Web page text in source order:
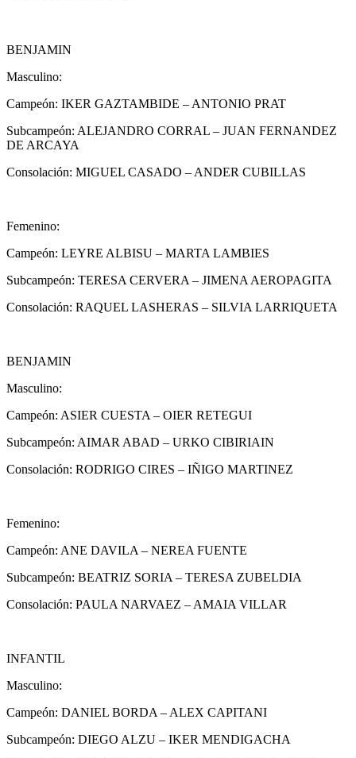
BENJAMIN
Masculino:
Campeón: IKER GAZTAMBIDE – ANTONIO PRAT
Subcampeón: ALEJANDRO CORRAL – JUAN FERNANDEZ
DE ARCAYA
Consolación: MIGUEL CASADO – ANDER CUBILLAS
Femenino:
Campeón: LEYRE ALBISU – MARTA LAMBIES
Subcampeón: TERESA CERVERA – JIMENA AEROPAGITA
Consolación: RAQUEL LASHERAS – SILVIA LARRIQUETA
BENJAMIN
Masculino:
Campeón: ASIER CUESTA – OIER RETEGUI
Subcampeón: AIMAR ABAD – URKO CIBIRIAIN
Consolación: RODRIGO CIRES – IÑIGO MARTINEZ
Femenino:
Campeón: ANE DAVILA – NEREA FUENTE
Subcampeón: BEATRIZ SORIA – TERESA ZUBELDIA
Consolación: PAULA NARVAEZ – AMAIA VILLAR
INFANTIL
Masculino:
Campeón: DANIEL BORDA – ALEX CAPITANI
Subcampeón: DIEGO ALZU – IKER MENDIGACHA